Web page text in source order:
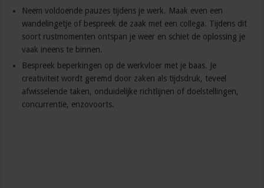
Neem voldoende pauzes tijdens je werk. Maak even een
wandelingetje of bespreek de zaak met een collega. Tijdens dit
soort rustmomenten ontspan je weer en schiet de oplossing je
vaak ineens te binnen.
Bespreek beperkingen op de werkvloer met je baas. Je
creativiteit wordt geremd door zaken als tijdsdruk, teveel
afwisselende taken, onduidelijke richtlijnen of doelstellingen,
concurrentie, enzovoorts.